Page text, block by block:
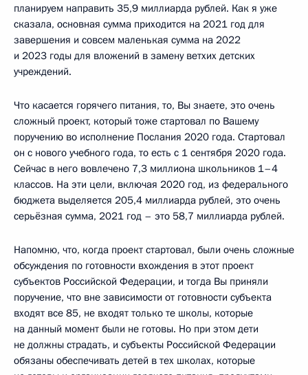
планируем направить 35,9 миллиарда рублей. Как я уже
сказала, основная сумма приходится на 2021 год для
завершения и совсем маленькая сумма на 2022
и 2023 годы для вложений в замену ветхих детских
учреждений.
Что касается горячего питания, то, Вы знаете, это очень
сложный проект, который тоже стартовал по Вашему
поручению во исполнение Послания 2020 года. Стартовал
он с нового учебного года, то есть с 1 сентября 2020 года.
Сейчас в него вовлечено 7,3 миллиона школьников 1–4
классов. На эти цели, включая 2020 год, из федерального
бюджета выделяется 205,4 миллиарда рублей, это очень
серьёзная сумма, 2021 год – это 58,7 миллиарда рублей.
Напомню, что, когда проект стартовал, были очень сложные
обсуждения по готовности вхождения в этот проект
субъектов Российской Федерации, и тогда Вы приняли
поручение, что вне зависимости от готовности субъекта
входят все 85, не входят только те школы, которые
на данный момент были не готовы. Но при этом дети
не должны страдать, и субъекты Российской Федерации
обязаны обеспечивать детей в тех школах, которые